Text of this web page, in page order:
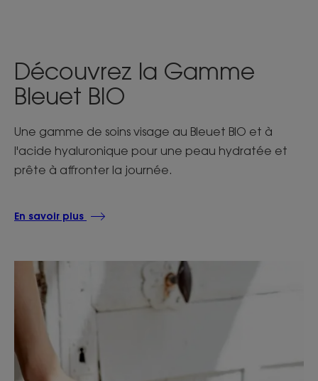
Découvrez la Gamme
Bleuet BIO
Une gamme de soins visage au Bleuet BIO et à
l'acide hyaluronique pour une peau hydratée et
prête à affronter la journée.
En savoir plus